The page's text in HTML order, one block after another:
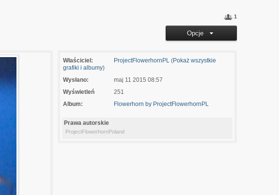
1
Opcje
Właściciel: ProjectFlowerhornPL(Pokaż wszystkie
grafiki i albumy)
Wysłano:
maj 11 2015 08:57
Wyświetleń
251
Album:
Flowerhorn by ProjectFlowerhornPL
Prawa autorskie
ProjectFlowerhornPoland